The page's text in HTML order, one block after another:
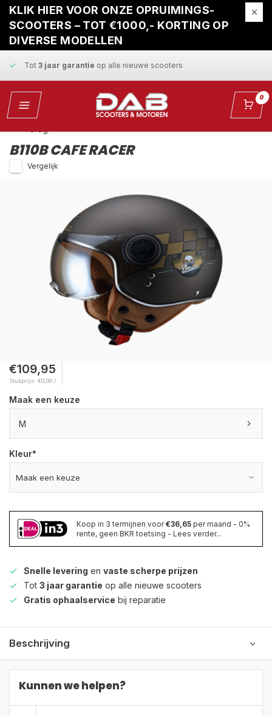
KLIK HIER VOOR ONZE OPRUIMINGS-
SCOOTERS – TOT €1000,- KORTING OP
DIVERSE MODELLEN
Gratis ophaalservicebij reparatie
Snelle leveringen vaste scherpe prijzen
Tot 3 jaar garantie op alle nieuwe scooters
Gratis ophaalservicebij reparatie 0
B110B CAFE RACER
Vergelijk
€109,95
Stukprijs: €0,00 /
Maak een keuze
M
Kleur*
Koop in 3 termijnen voor€36,65 per maand - 0%
rente, geen BKR toetsing - Lees verder...
Snelle levering en vaste scherpe prijzen
Tot 3 jaar garantie op alle nieuwe scooters
Gratis ophaalservice bij reparatie
Beschrijving
Kunnen we helpen?